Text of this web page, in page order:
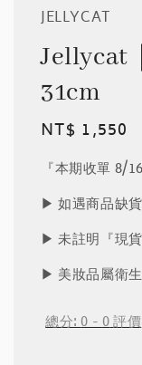
JELLYCAT
Jellycat
31cm
Regular
price
NT$ 1,550
『本期收單 8/
▶︎ 如遇商品缺
▶︎ 未註明『現
▶︎ 美妝品屬衛
總分:0-0評價